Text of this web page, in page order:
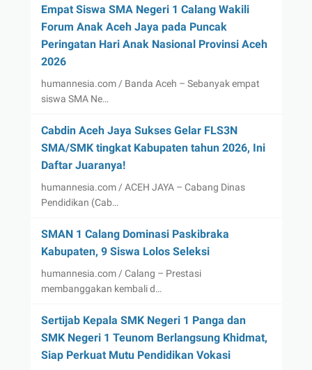
Empat Siswa SMA Negeri 1 Calang Wakili
Forum Anak Aceh Jaya pada Puncak
Peringatan Hari Anak Nasional Provinsi Aceh
2026
humannesia.com / Banda Aceh – Sebanyak empat
siswa SMA Ne…
Cabdin Aceh Jaya Sukses Gelar FLS3N
SMA/SMK tingkat Kabupaten tahun 2026, Ini
Daftar Juaranya!
humannesia.com / ACEH JAYA – Cabang Dinas
Pendidikan (Cab…
SMAN 1 Calang Dominasi Paskibraka
Kabupaten, 9 Siswa Lolos Seleksi
humannesia.com / Calang – Prestasi
membanggakan kembali d…
Sertijab Kepala SMK Negeri 1 Panga dan
SMK Negeri 1 Teunom Berlangsung Khidmat,
Siap Perkuat Mutu Pendidikan Vokasi